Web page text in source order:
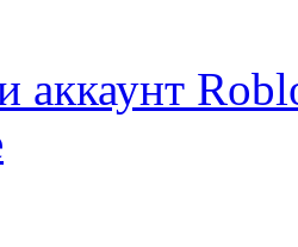
аккаунт